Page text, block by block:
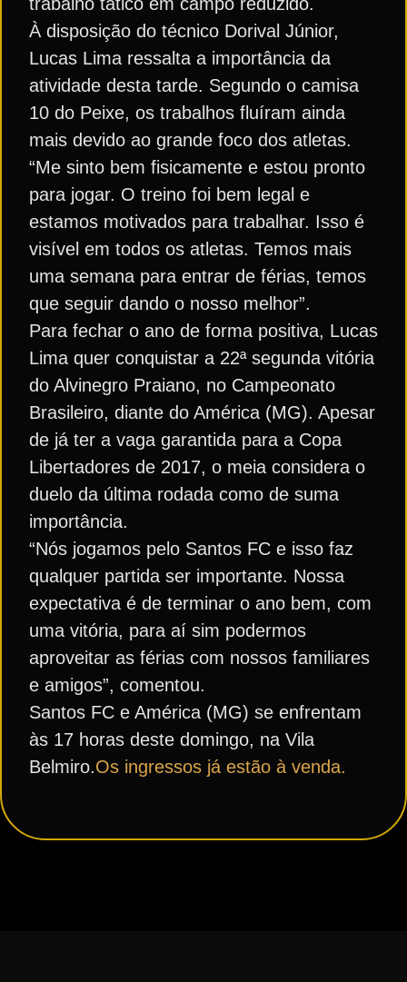
À disposição do técnico Dorival Júnior,
Lucas Lima ressalta a importância da
atividade desta tarde. Segundo o camisa
10 do Peixe, os trabalhos fluíram ainda
mais devido ao grande foco dos atletas.
“Me sinto bem fisicamente e estou pronto
para jogar. O treino foi bem legal e
estamos motivados para trabalhar. Isso é
visível em todos os atletas. Temos mais
uma semana para entrar de férias, temos
que seguir dando o nosso melhor”.
Para fechar o ano de forma positiva, Lucas
Lima quer conquistar a 22ª segunda vitória
do Alvinegro Praiano, no Campeonato
Brasileiro, diante do América (MG). Apesar
de já ter a vaga garantida para a Copa
Libertadores de 2017, o meia considera o
duelo da última rodada como de suma
importância.
“Nós jogamos pelo Santos FC e isso faz
qualquer partida ser importante. Nossa
expectativa é de terminar o ano bem, com
uma vitória, para aí sim podermos
aproveitar as férias com nossos familiares
e amigos”, comentou.
Santos FC e América (MG) se enfrentam
às 17 horas deste domingo, na Vila
Belmiro.Os ingressos já estão à venda.